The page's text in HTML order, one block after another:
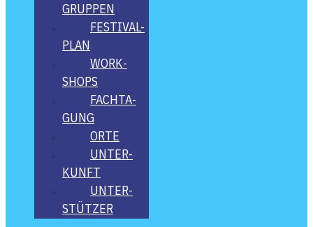
GRUP­PEN
FES­­TI­­VAL-
PLAN
WORK­
SHOPS
FACH­TA­
GUNG
ORTE
UNTER­
KUNFT
UNTER­
STÜT­ZER